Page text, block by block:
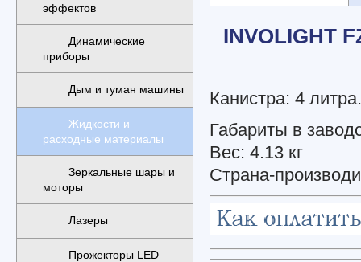
эффектов
Динамические
приборы
Дым и туман машины
Жидкости и
расходные материалы
Зеркальные шары и
моторы
Лазеры
Прожекторы LED
INVOLIGHT
Канистра: 4 литра.
Габариты в
Вес: 4.13 кг
Страна-